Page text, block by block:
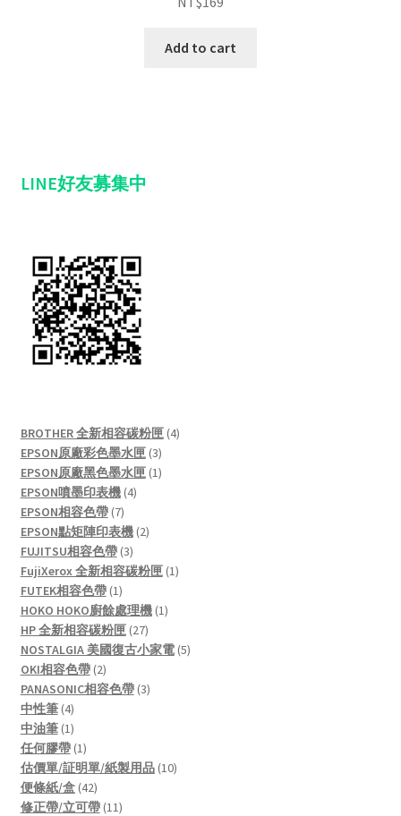
Add to cart
LINE好友募集中
BROTHER 全新相容碳粉匣 44
EPSON原廠彩色墨水匣 33
products
EPSON原廠黑色墨水匣 11
EPSON噴墨印表機 44
EPSON相容色帶 77
products
EPSON點矩陣印表機 22
FUJITSU相容色帶 33
products
FujiXerox 全新相容碳粉匣 11
FUTEK相容色帶 11
product
HOKO HOKO廚餘處理機 11
HP 全新相容碳粉匣 2727
products
NOSTALGIA 美國復古小家電 55
OKI相容色帶 22
products
PANASONIC相容色帶 33
中性筆 44
products
中油筆 11
product
任何膠帶 11
product
估價單/証明單/紙製用品 1010
便條紙/盒 4242
products
修正帶/立可帶 1111